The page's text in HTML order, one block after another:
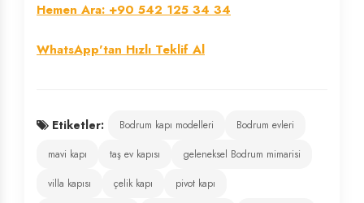
Hemen Ara: +90 542 125 34 34
WhatsApp'tan Hızlı Teklif Al
Etiketler: Bodrum kapı modelleri
Bodrum evleri
mavi kapı
taş ev kapısı
geleneksel Bodrum mimarisi
villa kapısı
çelik kapı
pivot kapı